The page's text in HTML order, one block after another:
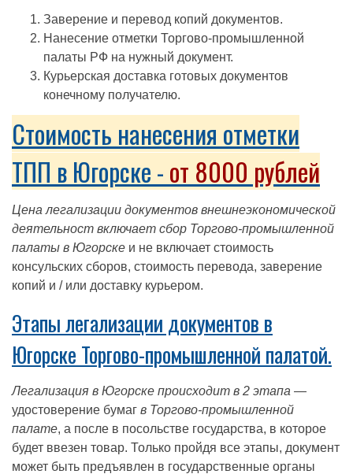
Заверение и перевод копий документов.
Нанесение отметки Торгово-промышленной
палаты РФ на нужный документ.
Курьерская доставка готовых документов
конечному получателю.
Стоимость нанесения отметки
ТПП в Югорске -от 8000 рублей
Цена легализации документов внешнеэкономической
деятельност включает сбор Торгово-промышленной
палаты в Югорске и не включает стоимость
консульских сборов, стоимость перевода, заверение
копий и / или доставку курьером.
Этапы легализации документов в
Югорске Торгово-промышленной палатой.
Легализация в Югорске происходит в 2 этапа —
удостоверение бумаг в Торгово-промышленной
палате, а после в посольстве государства, в которое
будет ввезен товар. Только пройдя все этапы, документ
может быть предъявлен в государственные органы